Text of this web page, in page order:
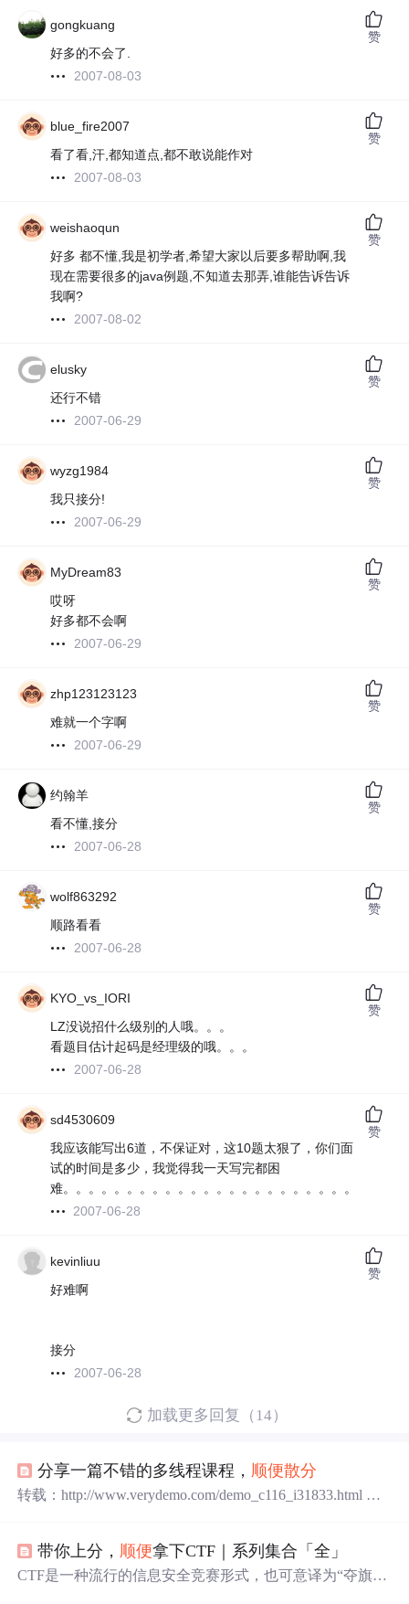
gongkuang
好多的不会了.
2007-08-03
赞
blue_fire2007
看了看,汗,都知道点,都不敢说能作对
2007-08-03
赞
weishaoqun
好多 都不懂,我是初学者,希望大家以后要多帮助啊,我
现在需要很多的java例题,不知道去那弄,谁能告诉告诉
我啊?
2007-08-02
赞
elusky
还行不错
2007-06-29
赞
wyzg1984
我只接分!
2007-06-29
赞
MyDream83
哎呀
好多都不会啊
2007-06-29
赞
zhp123123123
难就一个字啊
2007-06-29
赞
约翰羊
看不懂,接分
2007-06-28
赞
wolf863292
顺路看看
2007-06-28
赞
KYO_vs_IORI
LZ没说招什么级别的人哦。。。
看题目估计起码是经理级的哦。。。
2007-06-28
赞
sd4530609
我应该能写出6道，不保证对，这10题太狠了，你们面
试的时间是多少，我觉得我一天写完都困
难。。。。。。。。。。。。。。。。。。。。。。。
2007-06-28
赞
kevinliuu
好难啊
接分
2007-06-28
赞
加载更多回复（14）
分享一篇不错的多线程课程， 顺便散分
转载：http://www.verydemo.com/demo_c116_i31833.html 分
----------------- 不错，结贴吧。 ------解决方案
带你上分， 顺便拿下CTF｜系列集合「全」
CTF是一种流行的信息安全竞赛形式，也可意译为“夺旗